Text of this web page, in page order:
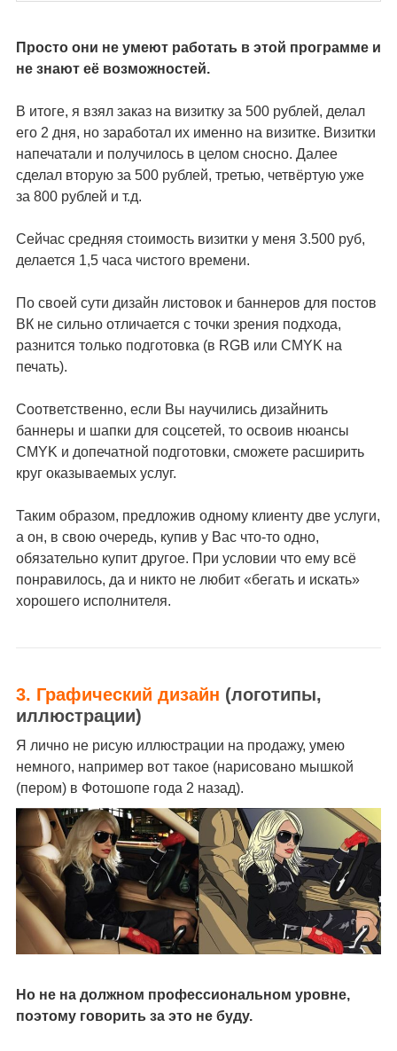
Просто они не умеют работать в этой программе и
не знают её возможностей.
В итоге, я взял заказ на визитку за 500 рублей, делал
его 2 дня, но заработал их именно на визитке. Визитки
напечатали и получилось в целом сносно. Далее
сделал вторую за 500 рублей, третью, четвёртую уже
за 800 рублей и т.д.
Сейчас средняя стоимость визитки у меня 3.500 руб,
делается 1,5 часа чистого времени.
По своей сути дизайн листовок и баннеров для постов
ВК не сильно отличается с точки зрения подхода,
разнится только подготовка (в RGB или CMYK на
печать).
Соответственно, если Вы научились дизайнить
баннеры и шапки для соцсетей, то освоив нюансы
CMYK и допечатной подготовки, сможете расширить
круг оказываемых услуг.
Таким образом, предложив одному клиенту две услуги,
а он, в свою очередь, купив у Вас что-то одно,
обязательно купит другое. При условии что ему всё
понравилось, да и никто не любит «бегать и искать»
хорошего исполнителя.
3. Графический дизайн (логотипы,
иллюстрации)
Я лично не рисую иллюстрации на продажу, умею
немного, например вот такое (нарисовано мышкой
(пером) в Фотошопе года 2 назад).
Но не на должном профессиональном уровне,
поэтому говорить за это не буду.